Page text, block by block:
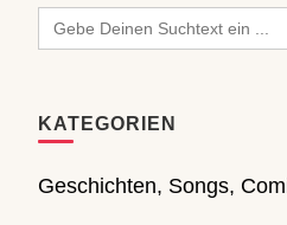
Search
for:
KATEGORIEN
Geschichten, Songs,